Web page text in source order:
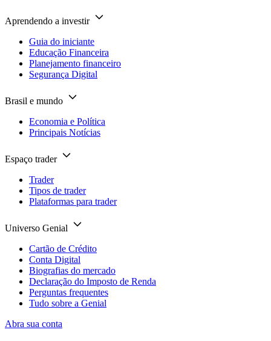
Aprendendo a investir
Guia do iniciante
Educação Financeira
Planejamento financeiro
Segurança Digital
Brasil e mundo
Economia e Política
Principais Notícias
Espaço trader
Trader
Tipos de trader
Plataformas para trader
Universo Genial
Cartão de Crédito
Conta Digital
Biografias do mercado
Declaração do Imposto de Renda
Perguntas frequentes
Tudo sobre a Genial
Abra sua conta